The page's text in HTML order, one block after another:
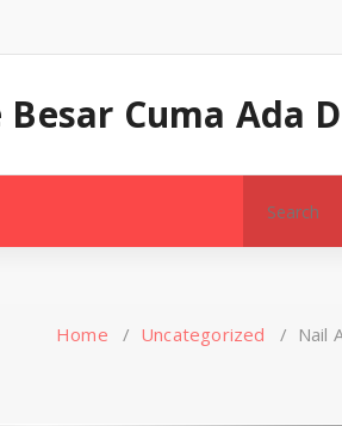
Cuma Ada
for:
Home / Uncategorized / Nail